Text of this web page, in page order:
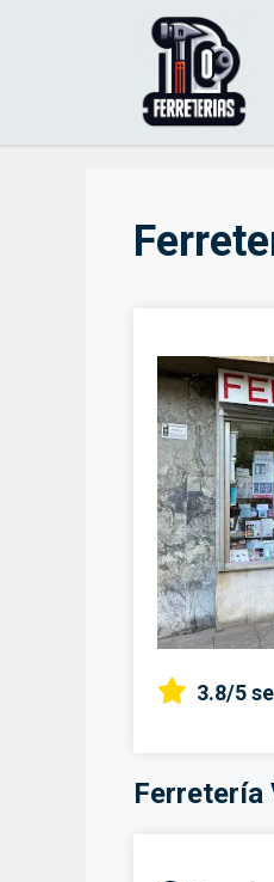
3.8/5
Ferretería